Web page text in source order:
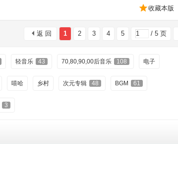
收藏本版
1 2 3 4 5 / 5 页
返 回
轻音乐 43 70,80,90,00后音乐 108 电子
嘻哈 乡村 次元专辑 48 BGM 61
3